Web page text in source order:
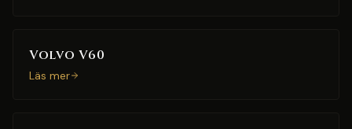
Volvo V60
Läs mer